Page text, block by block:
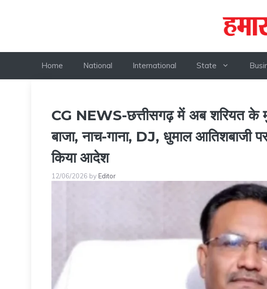
Home National International State
CG NEWS-छत्तीसगढ़ में अब शरियत के
बाजा, नाच-गाना, DJ, धुमाल आतिशबाजी
किया आदेश
12/06/2026 by Editor